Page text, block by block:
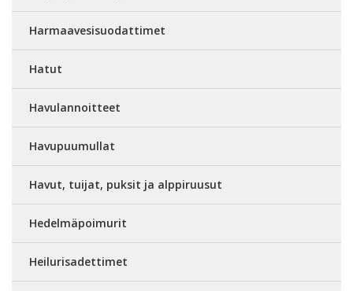
Harmaavesisuodattimet
Hatut
Havulannoitteet
Havupuumullat
Havut, tuijat, puksit ja alppiruusut
Hedelmäpoimurit
Heilurisadettimet